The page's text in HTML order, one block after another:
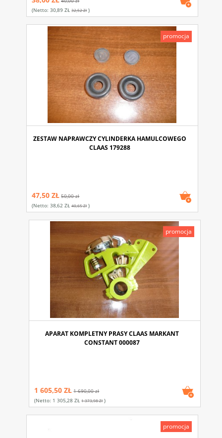
(netto:30,89 ZŁ 32,52 Zł)
ZESTAW NAPRAWCZY CYLINDERKA HAMULCOWEGO
CLAAS 179288
47,50 ZŁ 50,00 zł
(netto:38,62 ZŁ 40,65 Zł)
promocja
APARAT KOMPLETNY PRASY CLAAS MARKANT
CONSTANT 000087
1 605,50 ZŁ 1 690,00 zł
(netto: 1 305,28 ZŁ 1 373,98 Zł)
promocja
promocja